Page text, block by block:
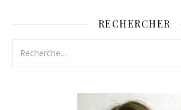
RECHERCHER